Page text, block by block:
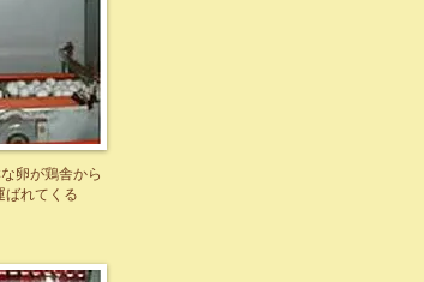
卵が鶏舎から
ばれてくる